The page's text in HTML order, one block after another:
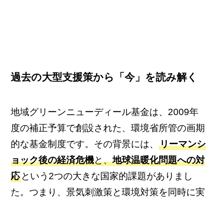
過去の大型支援策から「今」を読み解く
地域グリーンニューディール基金は、2009年
度の補正予算で創設された、環境省所管の画期
的な基金制度です。その背景には、リーマンシ
ョック後の経済危機と、地球温暖化問題への対
応 という2つの大きな国家的課題がありまし
た。つまり、景気刺激策と環境対策を同時に実